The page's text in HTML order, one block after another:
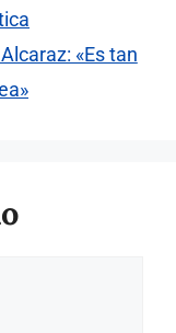
«Es tan